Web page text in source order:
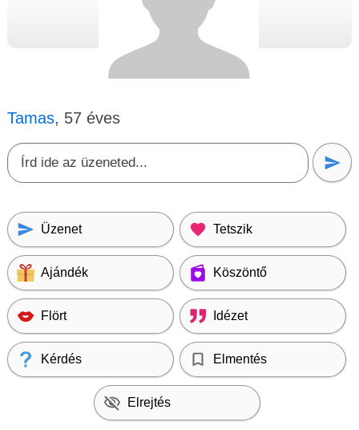
Tamas, 57 éves
Üzenet Tetszik
Ajándék Köszöntő
Flört Idézet
Kérdés Elmentés
Elrejtés